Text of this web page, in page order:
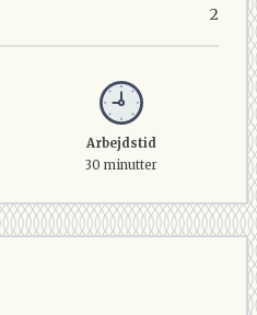
2
Arbejdstid
30 minutter